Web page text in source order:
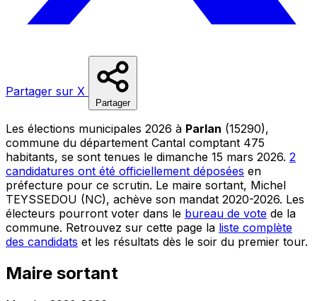
Partager sur X
Partager
Les élections municipales 2026 à Parlan (15290),
commune du département Cantal comptant 475
habitants, se sont tenues le dimanche 15 mars 2026. 2
candidatures ont été officiellement déposées en
préfecture pour ce scrutin. Le maire sortant, Michel
TEYSSEDOU (NC), achève son mandat 2020-2026. Les
électeurs pourront voter dans le bureau de vote de la
commune. Retrouvez sur cette page la liste complète
des candidats et les résultats dès le soir du premier tour.
Maire sortant